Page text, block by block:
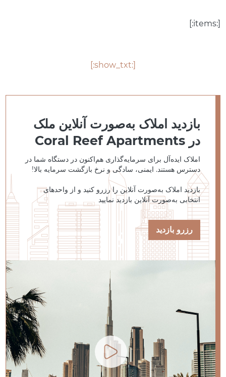
[:items:]
[:show_txt:]
بازدید املاک به‌صورت آنلاین ملک
در Coral Reef Apartments
املاک ایده‌آل برای سرمایه‌گذاری هم‌اکنون در دستگاه شما در
دسترس هستند. ایمنی، سادگی و نرخ بازگشت سرمایه بالا!
بازدید املاک به‌صورت آنلاین را رزرو کنید و از واحدهای
انتخابی به‌صورت آنلاین بازدید نمایید
رزرو بازدید